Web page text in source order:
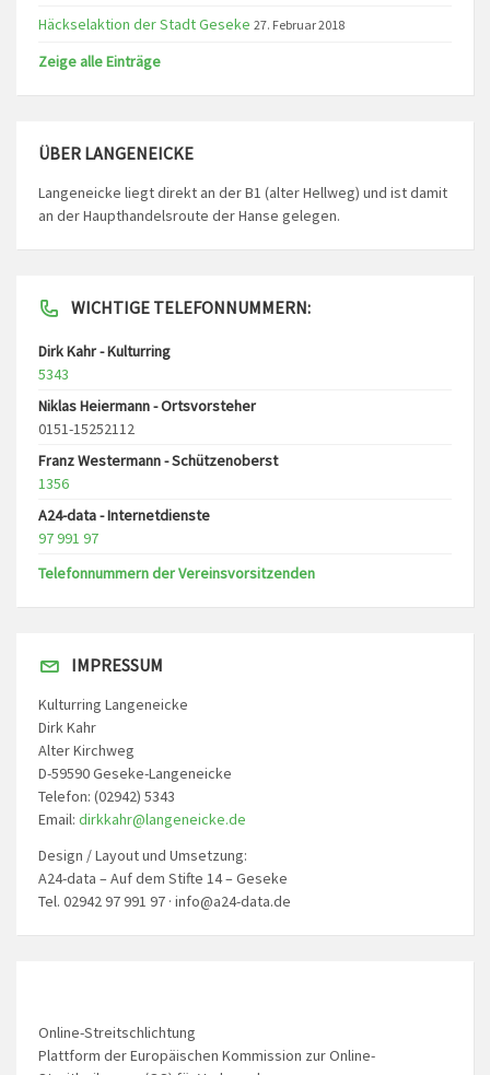
Häckselaktion der Stadt Geseke 27. Februar 2018
Zeige alle Einträge
ÜBER LANGENEICKE
Langeneicke liegt direkt an der B1 (alter Hellweg) und ist damit
an der Haupthandelsroute der Hanse gelegen.
WICHTIGE TELEFONNUMMERN:
Dirk Kahr - Kulturring
5343
Niklas Heiermann - Ortsvorsteher
0151-15252112
Franz Westermann - Schützenoberst
1356
A24-data - Internetdienste
97 991 97
Telefonnummern der Vereinsvorsitzenden
IMPRESSUM
Kulturring Langeneicke
Dirk Kahr
Alter Kirchweg
D-59590 Geseke-Langeneicke
Telefon: (02942) 5343
Email: dirkkahr@langeneicke.de
Design / Layout und Umsetzung:
A24-data – Auf dem Stifte 14 – Geseke
Tel. 02942 97 991 97 · info@a24-data.de
Online-Streitschlichtung
Plattform der Europäischen Kommission zur Online-